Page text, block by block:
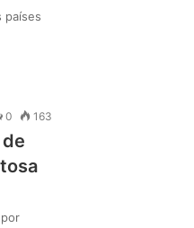
países
0 163